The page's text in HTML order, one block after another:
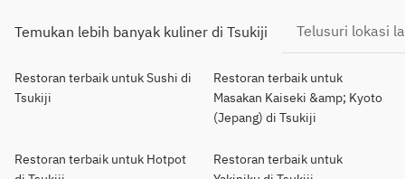
Temukan lebih banyak kuliner di Tsukiji Telusuri lokasi
Restoran terbaik untuk Sushi di
Tsukiji
Restoran terbaik untuk
Masakan Kaiseki &amp; Kyoto
(Jepang) di Tsukiji
Restoran terbaik untuk Hotpot
Restoran terbaik untuk